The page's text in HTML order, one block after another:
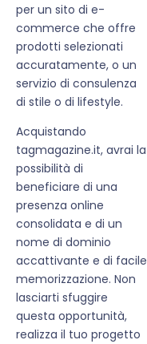
per un sito di e-
commerce che offre
prodotti selezionati
accuratamente, o un
servizio di consulenza
di stile o di lifestyle.
Acquistando
tagmagazine.it, avrai la
possibilità di
beneficiare di una
presenza online
consolidata e di un
nome di dominio
accattivante e di facile
memorizzazione. Non
lasciarti sfuggire
questa opportunità,
realizza il tuo progetto